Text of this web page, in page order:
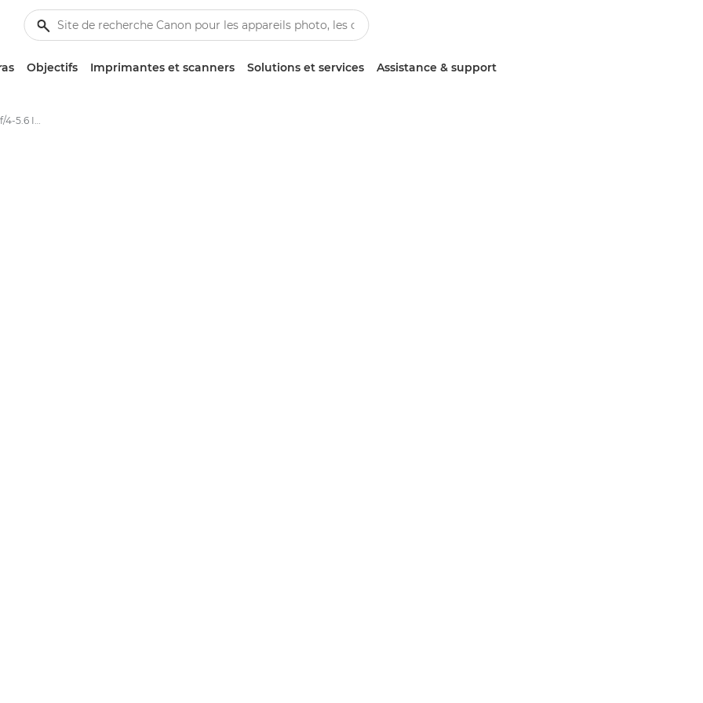
Objectifs Imprimantes et scanners Solutions et services Assistance & support
Canon EF-M 11-22mm f/4-5.6 IS STM - Objectifs - Objectifs photo